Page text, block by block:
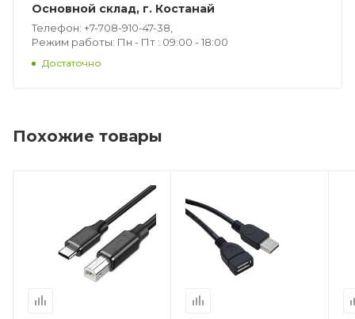
Основной склад, г. Костанай
Телефон: +7-708-910-47-38,
Режим работы: Пн - Пт : 09:00 - 18:00
Достаточно
Похожие товары